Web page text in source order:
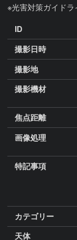
※光害対策ガイド
ID
撮影日時
撮影地
撮影機材
焦点距離
画像処理
特記事項
カテゴリー
天体